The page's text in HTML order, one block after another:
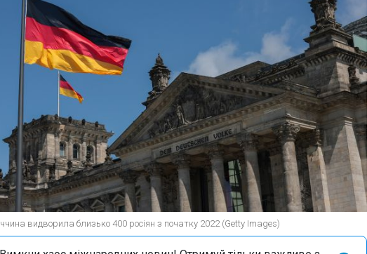
видворила близько 400 росіян з початку 2022 (Getty Images)